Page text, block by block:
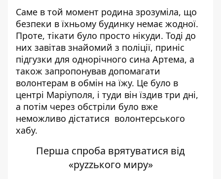
Саме в той момент родина зрозуміла, що
безпеки в їхньому будинку немає жодної.
Проте, тікати було просто нікуди. Тоді до
них завітав знайомий з поліції, приніс
підгузки для однорічного сина Артема, а
також запропонував допомагати
волонтерам в обмін на їжу. Це було в
центрі Маріуполя, і туди він їздив три дні,
а потім через обстріли було вже
неможливо дістатися волонтерського
хабу.
Перша спроба врятуватися від
«руzzького миру»